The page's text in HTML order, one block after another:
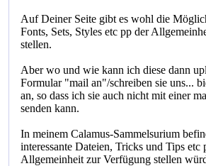
Auf Deiner Seite gibt es wohl die
Fonts, Sets, Styles etc pp der
stellen.
Aber wo und wie kann ich diese dann
Formular "mail an"/schreiben sie uns...
an, so dass ich sie auch nicht mit einer
senden kann.
In meinem Calamus-Sammelsurium
interessante Dateien, Tricks und Tips etc
Allgemeinheit zur Verfügung stellen